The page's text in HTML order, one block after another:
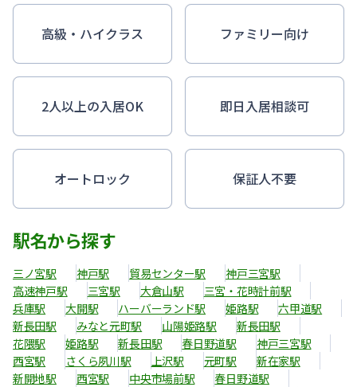
高級・ハイクラス ファミリー向け
2人以上の入居OK 即日入居相談可
オートロック 保証人不要
駅名から探す
三ノ宮駅 神戸駅 貿易センター駅
神戸三宮駅
高速神戸駅
三宮駅 大倉山駅
三宮・花時計前駅
兵庫駅
大開駅 ハーバーランド駅 姫路駅
六甲道駅
新長田駅
みなと元町駅 山陽姫路駅
新長田駅
花隈駅
姫路駅 新長田駅 春日野道駅
神戸三宮駅
西宮駅
さくら夙川駅 上沢駅 元町駅
新在家駅
新開地駅
西宮駅 中央市場前駅
春日野道駅